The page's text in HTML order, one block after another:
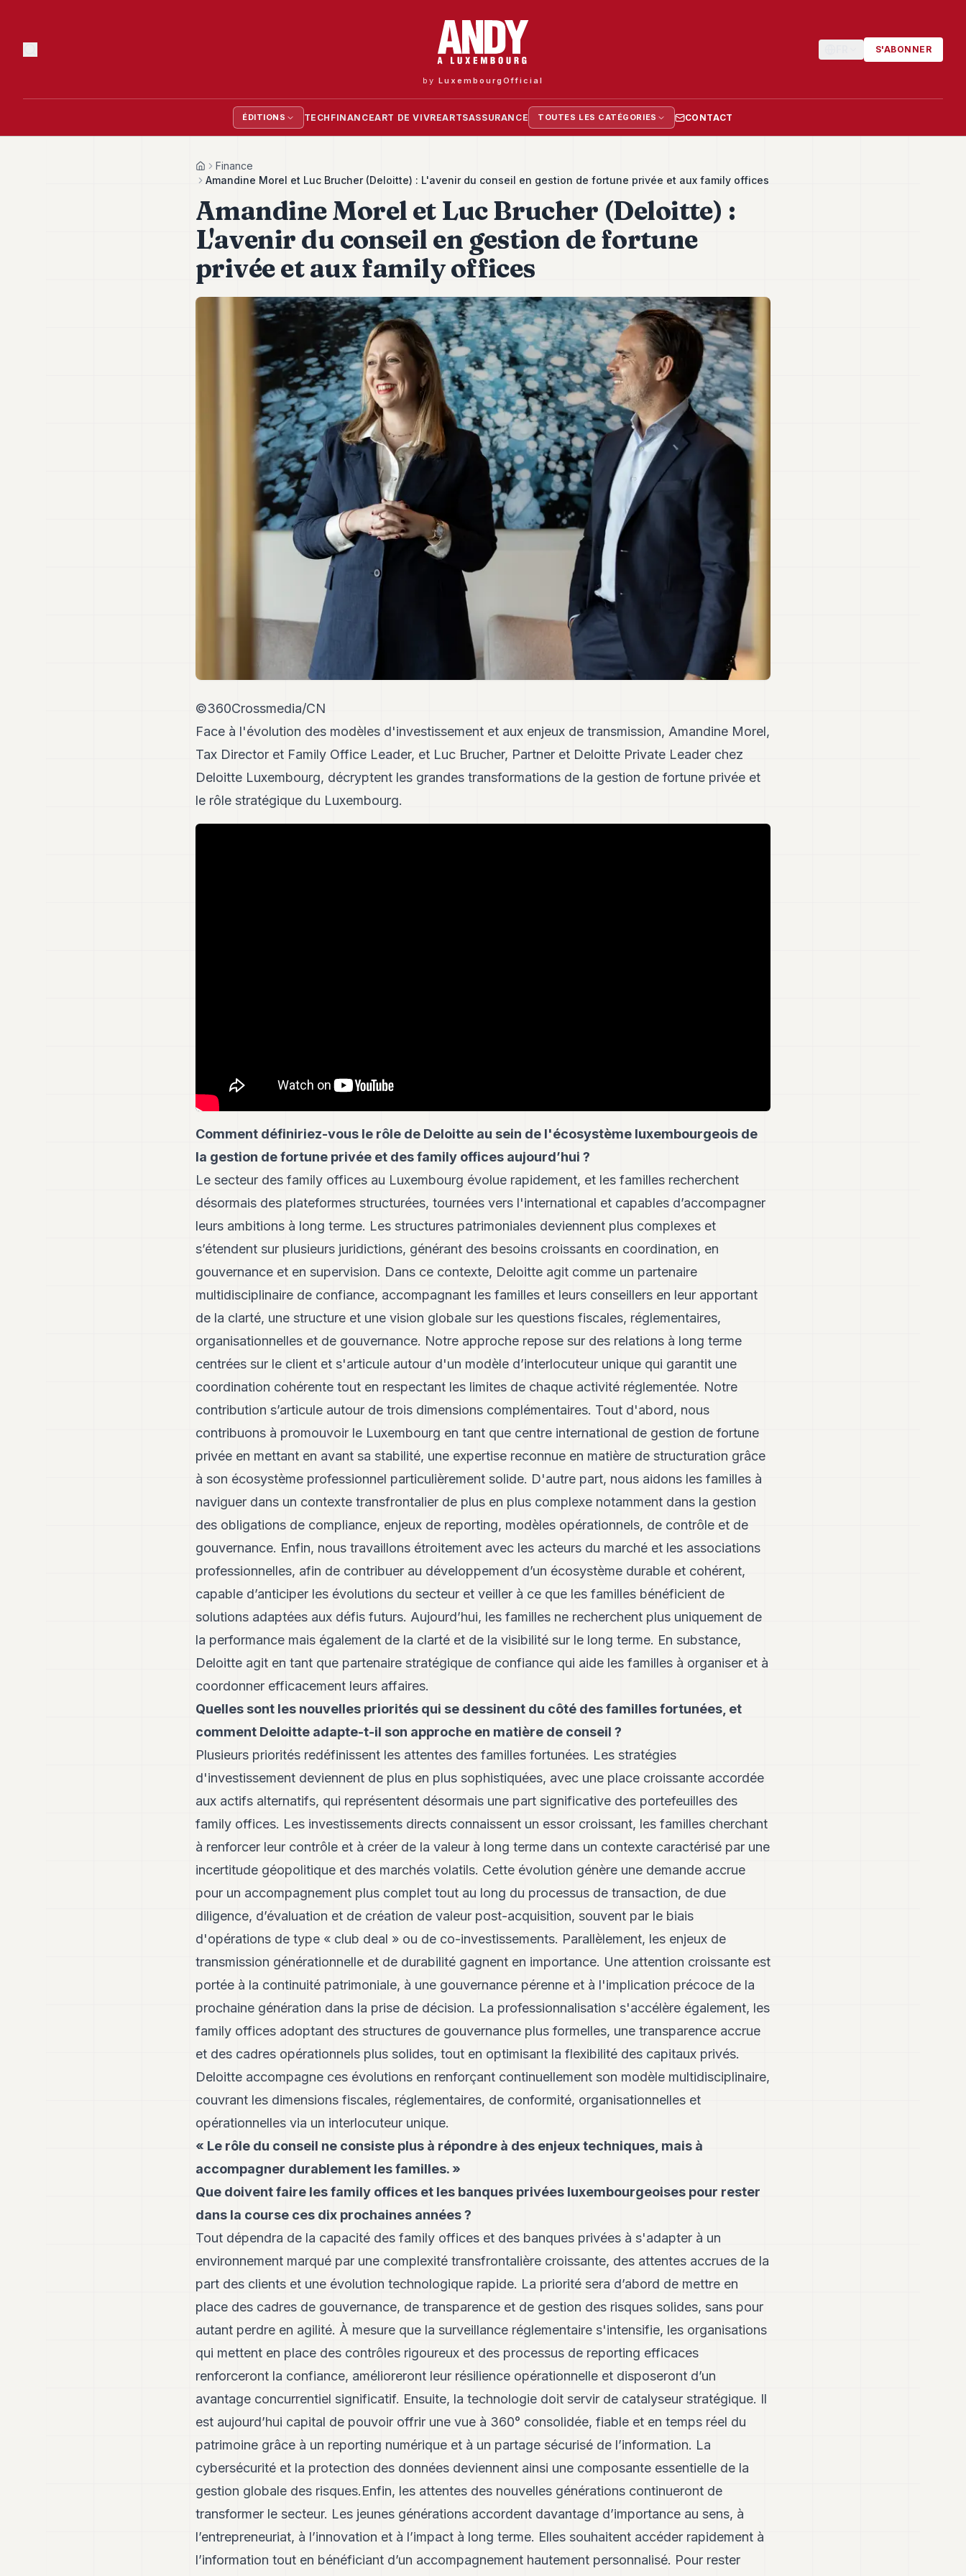
byLuxembourgOfficial
S'ABONNER
ÉDITIONS TECH FINANCEART DE VIVREARTSASSURANCE TOUTES LES CATÉGORIES CONTACT
HomeFinance
Amandine Morel et Luc Brucher (Deloitte) : L'avenir du conseil en gestion de fortune privée et aux family offices
Amandine Morel et Luc Brucher (Deloitte) :
L'avenir du conseil en gestion de fortune
privée et aux family offices
©360Crossmedia/CN
Face à l'évolution des modèles d'investissement et aux enjeux de transmission, Amandine Morel,
Tax Director et Family Office Leader, et Luc Brucher, Partner et Deloitte Private Leader chez
Deloitte Luxembourg, décryptent les grandes transformations de la gestion de fortune privée et
le rôle stratégique du Luxembourg.
Comment définiriez-vous le rôle de Deloitte au sein de l'écosystème luxembourgeois de
la gestion de fortune privée et des family offices aujourd’hui ?
Le secteur des family offices au Luxembourg évolue rapidement, et les familles recherchent
désormais des plateformes structurées, tournées vers l'international et capables d’accompagner
leurs ambitions à long terme. Les structures patrimoniales deviennent plus complexes et
s’étendent sur plusieurs juridictions, générant des besoins croissants en coordination, en
gouvernance et en supervision. Dans ce contexte, Deloitte agit comme un partenaire
multidisciplinaire de confiance, accompagnant les familles et leurs conseillers en leur apportant
de la clarté, une structure et une vision globale sur les questions fiscales, réglementaires,
organisationnelles et de gouvernance. Notre approche repose sur des relations à long terme
centrées sur le client et s'articule autour d'un modèle d’interlocuteur unique qui garantit une
coordination cohérente tout en respectant les limites de chaque activité réglementée. Notre
contribution s’articule autour de trois dimensions complémentaires. Tout d'abord, nous
contribuons à promouvoir le Luxembourg en tant que centre international de gestion de fortune
privée en mettant en avant sa stabilité, une expertise reconnue en matière de structuration grâce
à son écosystème professionnel particulièrement solide. D'autre part, nous aidons les familles à
naviguer dans un contexte transfrontalier de plus en plus complexe notamment dans la gestion
des obligations de compliance, enjeux de reporting, modèles opérationnels, de contrôle et de
gouvernance. Enfin, nous travaillons étroitement avec les acteurs du marché et les associations
professionnelles, afin de contribuer au développement d’un écosystème durable et cohérent,
capable d’anticiper les évolutions du secteur et veiller à ce que les familles bénéficient de
solutions adaptées aux défis futurs. Aujourd’hui, les familles ne recherchent plus uniquement de
la performance mais également de la clarté et de la visibilité sur le long terme. En substance,
Deloitte agit en tant que partenaire stratégique de confiance qui aide les familles à organiser et à
coordonner efficacement leurs affaires.
Quelles sont les nouvelles priorités qui se dessinent du côté des familles fortunées, et
comment Deloitte adapte-t-il son approche en matière de conseil ?
Plusieurs priorités redéfinissent les attentes des familles fortunées. Les stratégies
d'investissement deviennent de plus en plus sophistiquées, avec une place croissante accordée
aux actifs alternatifs, qui représentent désormais une part significative des portefeuilles des
family offices. Les investissements directs connaissent un essor croissant, les familles cherchant
à renforcer leur contrôle et à créer de la valeur à long terme dans un contexte caractérisé par une
incertitude géopolitique et des marchés volatils. Cette évolution génère une demande accrue
pour un accompagnement plus complet tout au long du processus de transaction, de due
diligence, d’évaluation et de création de valeur post-acquisition, souvent par le biais
d'opérations de type « club deal » ou de co-investissements. Parallèlement, les enjeux de
transmission générationnelle et de durabilité gagnent en importance. Une attention croissante est
portée à la continuité patrimoniale, à une gouvernance pérenne et à l'implication précoce de la
prochaine génération dans la prise de décision. La professionnalisation s'accélère également, les
family offices adoptant des structures de gouvernance plus formelles, une transparence accrue
et des cadres opérationnels plus solides, tout en optimisant la flexibilité des capitaux privés.
Deloitte accompagne ces évolutions en renforçant continuellement son modèle multidisciplinaire,
couvrant les dimensions fiscales, réglementaires, de conformité, organisationnelles et
opérationnelles via un interlocuteur unique.
« Le rôle du conseil ne consiste plus à répondre à des enjeux techniques, mais à
accompagner durablement les familles. »
Que doivent faire les family offices et les banques privées luxembourgeoises pour rester
dans la course ces dix prochaines années ?
Tout dépendra de la capacité des family offices et des banques privées à s'adapter à un
environnement marqué par une complexité transfrontalière croissante, des attentes accrues de la
part des clients et une évolution technologique rapide. La priorité sera d’abord de mettre en
place des cadres de gouvernance, de transparence et de gestion des risques solides, sans pour
autant perdre en agilité. À mesure que la surveillance réglementaire s'intensifie, les organisations
qui mettent en place des contrôles rigoureux et des processus de reporting efficaces
renforceront la confiance, amélioreront leur résilience opérationnelle et disposeront d’un
avantage concurrentiel significatif. Ensuite, la technologie doit servir de catalyseur stratégique. Il
est aujourd’hui capital de pouvoir offrir une vue à 360° consolidée, fiable et en temps réel du
patrimoine grâce à un reporting numérique et à un partage sécurisé de l’information. La
cybersécurité et la protection des données deviennent ainsi une composante essentielle de la
gestion globale des risques.Enfin, les attentes des nouvelles générations continueront de
transformer le secteur. Les jeunes générations accordent davantage d’importance au sens, à
l’entrepreneuriat, à l’innovation et à l’impact à long terme. Elles souhaitent accéder rapidement à
l’information tout en bénéficiant d’un accompagnement hautement personnalisé. Pour rester